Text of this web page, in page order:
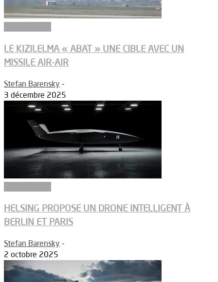
LE KIZILELMA « ABAT » UNE CIBLE AVEC UN
MISSILE AIR-AIR
Stefan Barensky -
3 décembre 2025
HELSING PROPOSE UN DRONE INTELLIGENT À
BERLIN ET PARIS
Stefan Barensky -
2 octobre 2025